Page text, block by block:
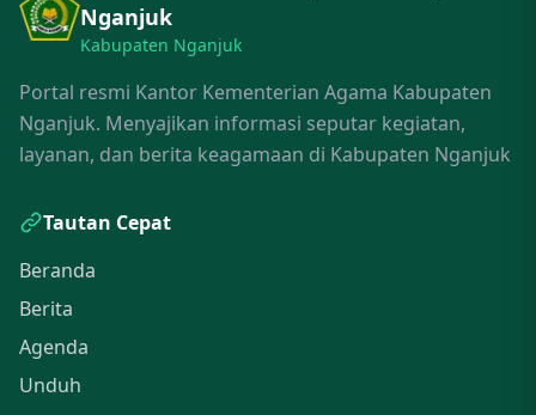
Nganjuk
Kabupaten Nganjuk
Portal resmi Kantor Kementerian Agama Kabupaten
Nganjuk. Menyajikan informasi seputar kegiatan,
layanan, dan berita keagamaan di Kabupaten Nganjuk
Tautan Cepat
Beranda
Berita
Agenda
Unduh